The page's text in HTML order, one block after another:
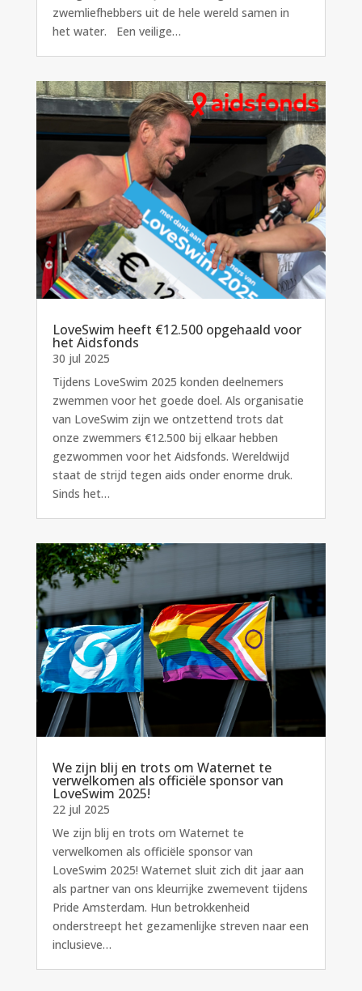
zwemliefhebbers uit de hele wereld samen in
het water. Een veilige…
LoveSwim heeft €12.500 opgehaald voor
het Aidsfonds
30 jul 2025
Tijdens LoveSwim 2025 konden deelnemers
zwemmen voor het goede doel. Als organisatie
van LoveSwim zijn we ontzettend trots dat
onze zwemmers €12.500 bij elkaar hebben
gezwommen voor het Aidsfonds. Wereldwijd
staat de strijd tegen aids onder enorme druk.
Sinds het…
We zijn blij en trots om Waternet te
verwelkomen als officiële sponsor van
LoveSwim 2025!
22 jul 2025
We zijn blij en trots om Waternet te
verwelkomen als officiële sponsor van
LoveSwim 2025! Waternet sluit zich dit jaar aan
als partner van ons kleurrijke zwemevent tijdens
Pride Amsterdam. Hun betrokkenheid
onderstreept het gezamenlijke streven naar een
inclusieve…